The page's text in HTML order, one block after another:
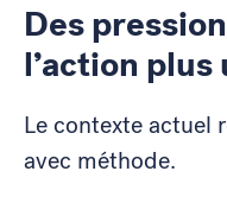
Des
l’action
Le contexte actuel
avec méthode.